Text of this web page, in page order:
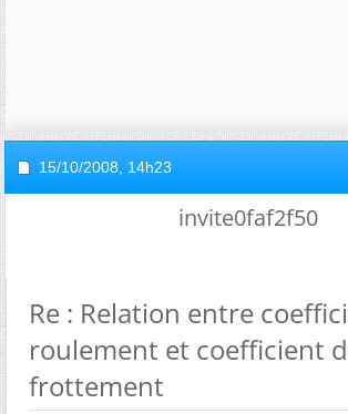
15/10/2008, 14h23
invite0faf2f50
Re : Relation entre
roulement et coefficient
frottement